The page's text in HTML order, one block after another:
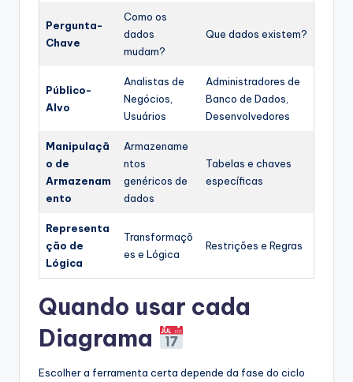
Pergunta-
Chave
Como os
dados
mudam?
Que dados existem?
Público-
Alvo
Analistas de
Negócios,
Usuários
Administradores de
Banco de Dados,
Desenvolvedores
Manipulaçã
o de
Armazenam
ento
Armazename
ntos
genéricos de
dados
Tabelas e chaves
específicas
Representa
ção de
Lógica
Transformaçõ
es e Lógica
Restrições e Regras
Quando usar cada
Diagrama
Escolher a ferramenta certa depende da fase do ciclo